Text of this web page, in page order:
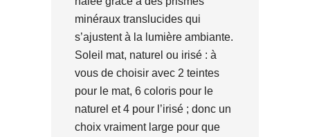
minéraux translucides qui
s’ajustent à la lumière ambiante.
Soleil mat, naturel ou irisé : à
vous de choisir avec 2 teintes
pour le mat, 6 coloris pour le
naturel et 4 pour l’irisé ; donc un
choix vraiment large pour que